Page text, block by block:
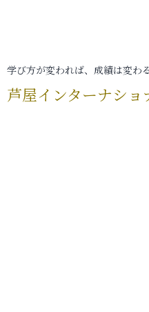
学び方が変われば、成績は変わる
芦屋インターナショ